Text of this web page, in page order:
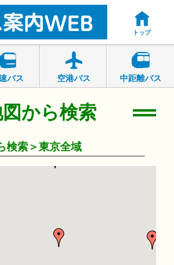
トップ
バス 空港バス 中距離バス
から検索
検索＞東京全域